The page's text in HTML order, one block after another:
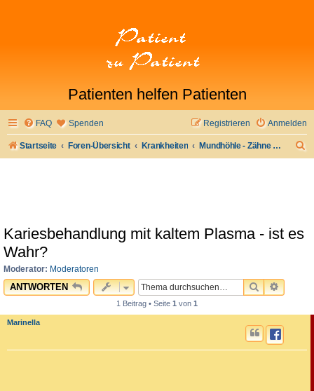
Patienten helfen Patienten
FAQ Spenden Anmelden
Registrieren
Startseite Foren-Übersicht Krankheiten Mundhöhle - Zähne - Zahnersatz
Kariesbehandlung mit kaltem Plasma - ist es
Wahr?
Moderator: Moderatoren
ANTWORTEN SUCHE
1 Beitrag • Seite 1 von 1
Marinella